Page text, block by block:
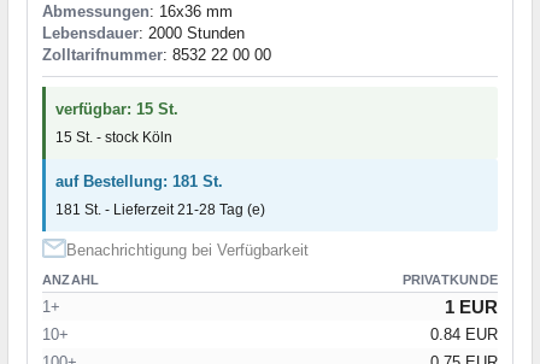
Abmessungen: 16x36 mm
Lebensdauer: 2000 Stunden
Zolltarifnummer: 8532 22 00 00
verfügbar: 15 St.
15 St. - stock Köln
auf Bestellung: 181 St.
181 St. - Lieferzeit 21-28 Tag (e)
Benachrichtigung bei Verfügbarkeit
ANZAHL PRIVATKUNDE
1+ 1 EUR
10+
0.84 EUR